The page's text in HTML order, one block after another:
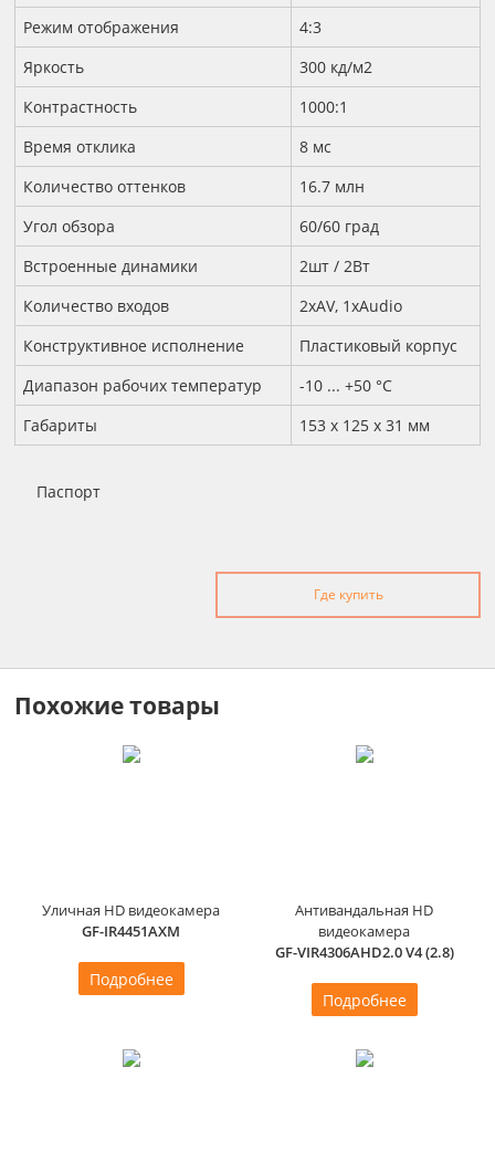
Режим отображения
4:3
Яркость
300 кд/м2
Контрастность
1000:1
Время отклика
8 мс
Количество оттенков
16.7 млн
Угол обзора
60/60 град
Встроенные динамики
2шт / 2Вт
Количество входов
2xAV, 1xAudio
Конструктивное исполнение
Пластиковый корпус
Диапазон рабочих температур
-10 ... +50 °С
Габариты
153 x 125 x 31 мм
Паспорт
Где купить
Похожие товары
Уличная HD видеокамера
GF-IR4451AXM
Подробнее
Антивандальная HD
видеокамера
GF-VIR4306AHD2.0 V4 (2.8)
Подробнее